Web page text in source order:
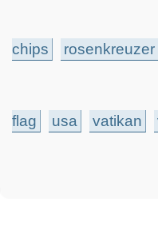
chips rosenkreuzer
flag usa vatikan